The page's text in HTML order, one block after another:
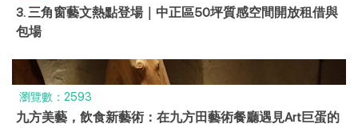
3. 三角窗藝文熱點登場｜中正區50坪質感空間開放租借與
包場
瀏覽數：2593
九方美藝，飲食新藝術：在九方田藝術餐廳遇見Art巨蛋的